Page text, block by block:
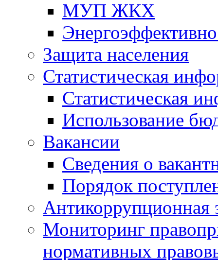
МУП ЖКХ
Защита населения
Статистическая
Статистическая
Использование
Вакансии
Сведения о
Порядок
Антикоррупционная
Мониторинг
нормативных